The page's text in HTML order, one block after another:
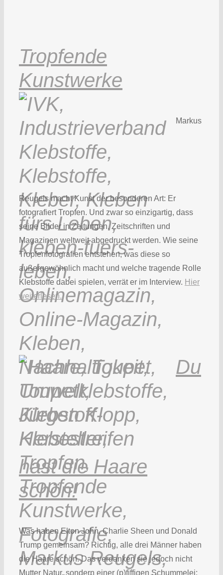
Tropfende
Kunstwerke
Markus
Reugels macht Kunst der besonderen Art: Er
fotografiert Tropfen. Und zwar so einzigartig, dass
seine Bilder in Zeitungen, Zeitschriften und
Magazinen weltweit abgedruckt werden. Wie seine
Tropfenfotografien entstehen, was diese so
außergewöhnlich macht und welche tragende Rolle
Klebstoffe dabei spielen, verrät er im Interview. Hier
weiterlesen.
Du
hast die Haare
schön!
Was haben Elton John, Charlie Sheen und Donald
Trump gemeinsam? Richtig, alle drei Männer haben
die Haare schön. Das verdanken sie jedoch nicht
Mutter Natur, sondern einer (p)fiffigen Schummelei: